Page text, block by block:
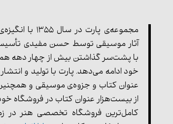
مجموعه‌ی پارت در
آثار موسیقی توسط حسن مفیدی
با پشت‌سر گذاشتن بیش از چهار دهه
خود ادامه می‌دهد. پارت با تولید و
عنوان کتاب و جزوه‌ی موسیقی و
از بیست‌هزار عنوان کتاب در فروشگاه
کامل‌ترین فروشگاه تخصصی هنر در